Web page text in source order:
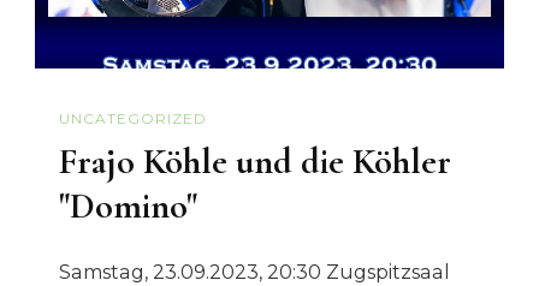
UNCATEGORIZED
Frajo Köhle und die Köhler
"Domino"
Samstag, 23.09.2023, 20:30 Zugspitzsaal